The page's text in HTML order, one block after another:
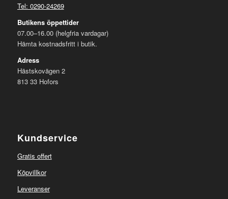
Tel: 0290-24269
Butikens öppettider
07.00–16.00 (helgfria vardagar)
Hämta kostnadsfritt i butik.
Adress
Hästskovägen 2
813 33 Hofors
Kundservice
Gratis offert
Köpvillkor
Leveranser